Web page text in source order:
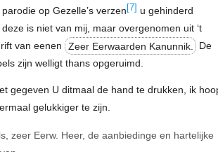
op Gezelle’s verzen [7]
u gehinderd
is niet van mij, maar overgenomen uit ‘t
van eenen
Zeer Eerwaarden Kanunnik.
De
zijn welligt thans opgeruimd.
gegeven U ditmaal de hand te drukken, ik
gelukkiger te zijn.
zeer Eerw. Heer, de aanbiedinge en hartelijke